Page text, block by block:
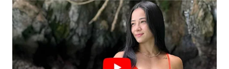
ADVOKAT
WAHANA
INFRASTRUKTUR